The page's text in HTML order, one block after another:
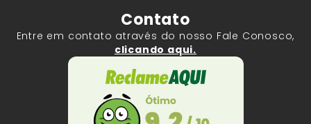
Contato
Entre em contato através do nosso Fale Conosco,
clicando aqui.